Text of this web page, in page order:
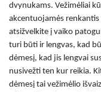
dvynukams. Vežimėliai
akcentuojamės
atsižvelkite į vaiko
turi būti ir lengvas, kad
dėmesį, kad jis lengvai
nusivežti ten kur reikia.
dėmesį tai vežimėlio